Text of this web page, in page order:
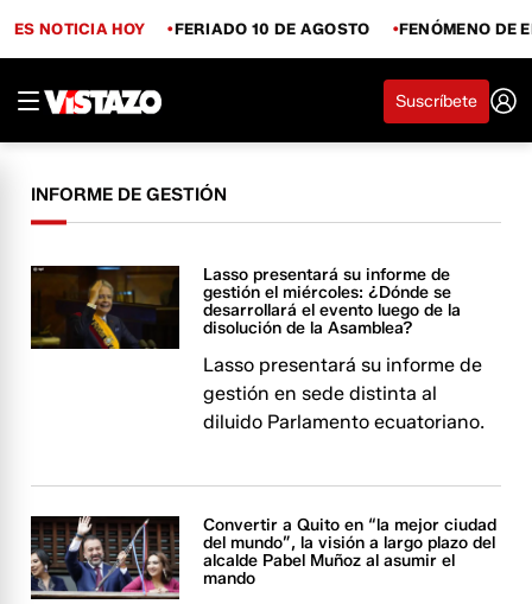
ES NOTICIA HOY FERIADO 10 DE AGOSTO FENÓMENO DE
Suscríbete
INFORME DE GESTIÓN
Lasso presentará su informe de
gestión el miércoles: ¿Dónde se
desarrollará el evento luego de la
disolución de la Asamblea?
Lasso presentará su informe de
gestión en sede distinta al
diluido Parlamento ecuatoriano.
Convertir a Quito en “la mejor ciudad
del mundo”, la visión a largo plazo del
alcalde Pabel Muñoz al asumir el
mando